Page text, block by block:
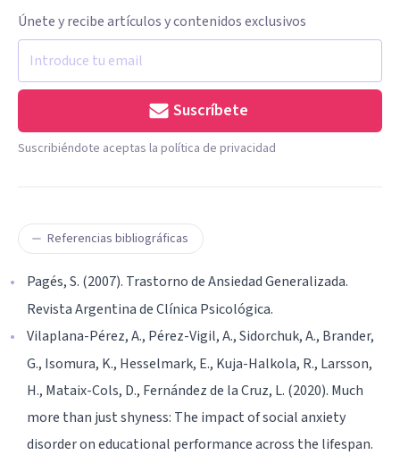
Únete y recibe artículos y contenidos exclusivos
Suscríbete
Suscribiéndote aceptas la política de privacidad
Referencias bibliográficas
Pagés, S. (2007). Trastorno de Ansiedad Generalizada.
Revista Argentina de Clínica Psicológica.
Vilaplana-Pérez, A., Pérez-Vigil, A., Sidorchuk, A., Brander,
G., Isomura, K., Hesselmark, E., Kuja-Halkola, R., Larsson,
H., Mataix-Cols, D., Fernández de la Cruz, L. (2020). Much
more than just shyness: The impact of social anxiety
disorder on educational performance across the lifespan.